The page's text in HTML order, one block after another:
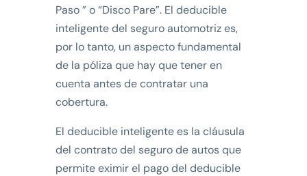
Paso ” o “Disco Pare”. El deducible
inteligente del seguro automotriz es,
por lo tanto, un aspecto fundamental
de la póliza que hay que tener en
cuenta antes de contratar una
cobertura.
El deducible inteligente es la cláusula
del contrato del seguro de autos que
permite eximir el pago del deducible